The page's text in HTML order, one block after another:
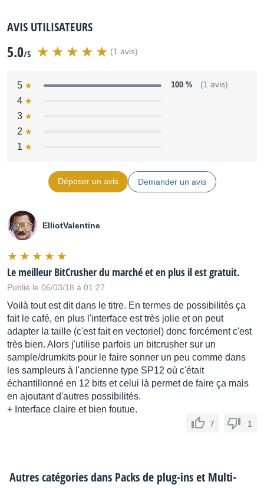
AVIS UTILISATEURS
5.0/5 (1 avis)
5 100 % (1 avis)
4
3
2
1
Déposer un avis Demander un avis
ElliotValentine
Le meilleur BitCrusher du marché et en plus il est gratuit.
Publié le 06/03/18 à 01:27
Voilà tout est dit dans le titre. En termes de possibilités ça
fait le café, en plus l'interface est très jolie et on peut
adapter la taille (c'est fait en vectoriel) donc forcément c'est
très bien. Alors j'utilise parfois un bitcrusher sur un
sample/drumkits pour le faire sonner un peu comme dans
les sampleurs à l'ancienne type SP12 où c'était
échantillonné en 12 bits et celui là permet de faire ça mais
en ajoutant d'autres possibilités.
+ Interface claire et bien foutue.
7 1
Autres catégories dans Packs de plug-ins et Multi-